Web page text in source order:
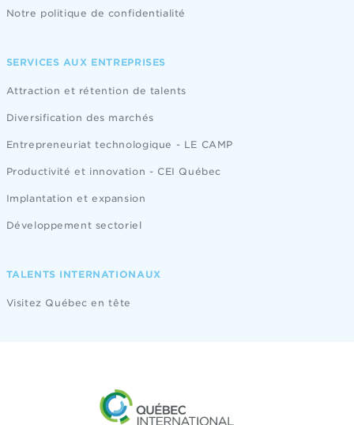
Notre politique de confidentialité
SERVICES AUX ENTREPRISES
Attraction et rétention de talents
Diversification des marchés
Entrepreneuriat technologique - LE CAMP
Productivité et innovation - CEI Québec
Implantation et expansion
Développement sectoriel
TALENTS INTERNATIONAUX
Visitez Québec en tête